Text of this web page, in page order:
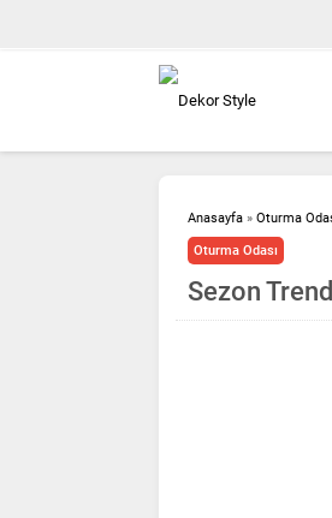
Anasayfa » Oturma
Oturma Odası
Sezon